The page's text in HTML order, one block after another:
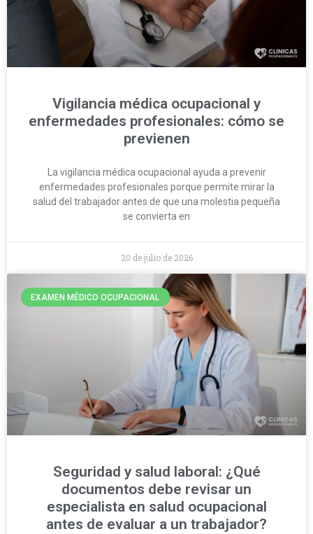
Vigilancia médica ocupacional y
enfermedades profesionales: cómo se
previenen
La vigilancia médica ocupacional ayuda a prevenir
enfermedades profesionales porque permite mirar la
salud del trabajador antes de que una molestia pequeña
se convierta en
20 de julio de 2026
EXAMEN MÉDICO OCUPACIONAL
Seguridad y salud laboral: ¿Qué
documentos debe revisar un
especialista en salud ocupacional
antes de evaluar a un trabajador?